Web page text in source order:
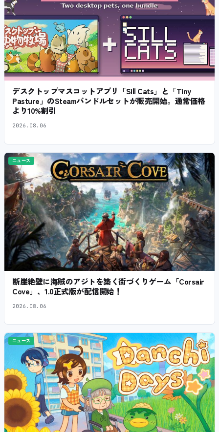
デスクトップマスコットアプリ「Sill Cats」と「Tiny
Pasture」のSteamバンドルセットが販売開始。通常価格
より10%割引
2026.08.06
ニュース
断崖絶壁に海賊のアジトを築く街づくりゲーム「Corsair
Cove」、1.0正式版が配信開始！
2026.08.06
ニュース